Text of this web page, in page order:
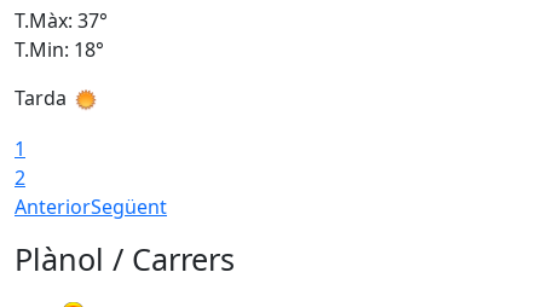
T.Màx: 37°
T.Min: 18°
Tarda
1
2
AnteriorSegüent
Plànol / Carrers